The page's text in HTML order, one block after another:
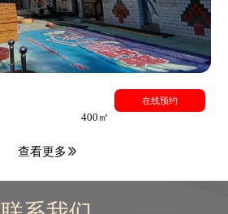
400㎡
在线预约
查看更多